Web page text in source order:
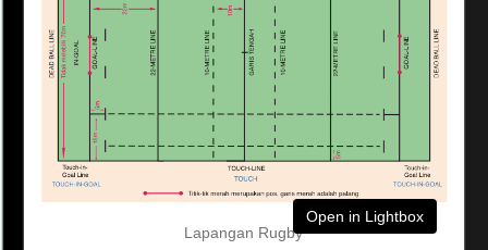
Open in Lightbox
Lapangan Rugby